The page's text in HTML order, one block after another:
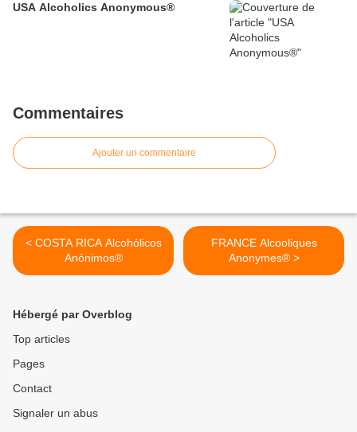
USA Alcoholics Anonymous®
Commentaires
Ajouter un commentaire
< COSTA RICA Alcohólicos
Anónimos®
FRANCE Alcooliques
Anonymes® >
Hébergé par Overblog
Top articles
Pages
Contact
Signaler un abus